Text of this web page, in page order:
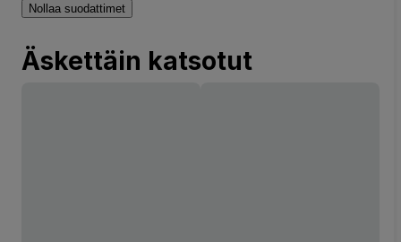
Nollaa suodattimet
Äskettäin katsotut